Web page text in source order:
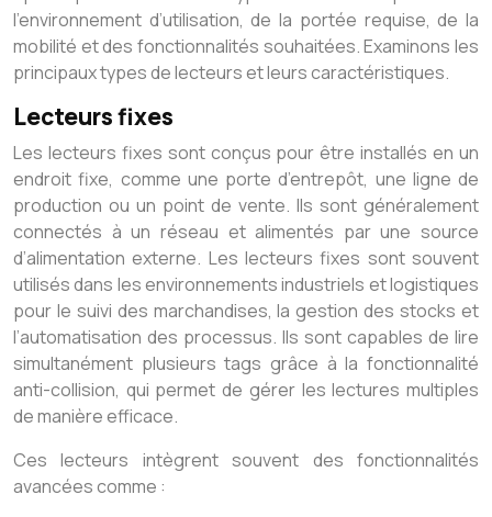
l’environnement d’utilisation, de la portée requise, de la
mobilité et des fonctionnalités souhaitées. Examinons les
principaux types de lecteurs et leurs caractéristiques.
Lecteurs fixes
Les lecteurs fixes sont conçus pour être installés en un
endroit fixe, comme une porte d’entrepôt, une ligne de
production ou un point de vente. Ils sont généralement
connectés à un réseau et alimentés par une source
d’alimentation externe. Les lecteurs fixes sont souvent
utilisés dans les environnements industriels et logistiques
pour le suivi des marchandises, la gestion des stocks et
l’automatisation des processus. Ils sont capables de lire
simultanément plusieurs tags grâce à la fonctionnalité
anti-collision, qui permet de gérer les lectures multiples
de manière efficace.
Ces lecteurs intègrent souvent des fonctionnalités
avancées comme :